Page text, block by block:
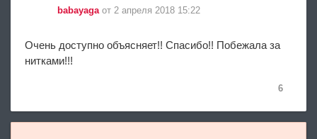
babayaga от 2 апреля 2018 15:22
6
Очень доступно объясняет!! Спасибо!! Побежала за
нитками!!!